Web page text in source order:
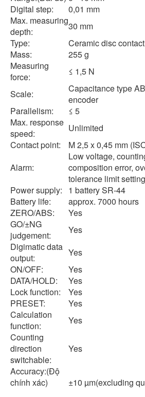
Digital step:
0,01 mm
Max. measuring
depth:
30 mm
Type:
Ceramic disc
Mass:
255 g
Measuring
force:
≤ 1,5 N
Scale:
Capacitance type
encoder
Parallelism:
≤ 5
Max. response
speed:
Unlimited
Contact point:
M 2,5 x 0,45 mm
Alarm:
Low voltage,
composition error,
tolerance limit
Power supply:
1 battery SR-44
Battery life:
approx. 7000 hours
ZERO/ABS:
Yes
GO/±NG
judgement:
Yes
Digimatic data
output:
Yes
ON/OFF:
Yes
DATA/HOLD:
Yes
Lock function:
Yes
PRESET:
Yes
Calculation
function:
Yes
Counting
direction
switchable:
Yes
Accuracy:(Độ
chính xác)
±10 µm(excluding